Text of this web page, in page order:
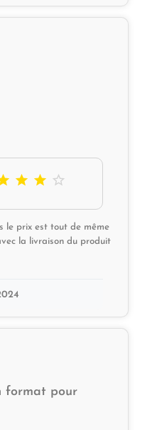
  
le prix est tout de même
la livraison du produit
format pour